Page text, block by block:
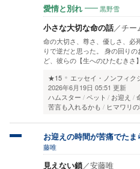
愛情と別れ 黒野雪
小さな大切な命の話／チー
命の大切さ、尊さ、優しさ、
りで逆だと思った。 身の回り
ど、彼らの【生へのひたむき
★15
エッセイ・ノンフィク
2026年6月19日 05:51 更新
ハムスター
ペット お迎え
苦言も入れるかも
ヒマワリ
お迎えの時間が苦痛でた
藤唯
見えない鎖／安藤唯